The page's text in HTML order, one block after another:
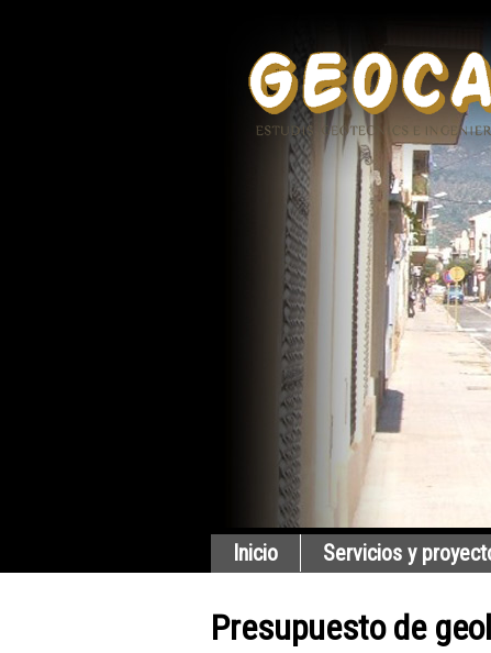
Inicio Servicios y
Presupuesto de